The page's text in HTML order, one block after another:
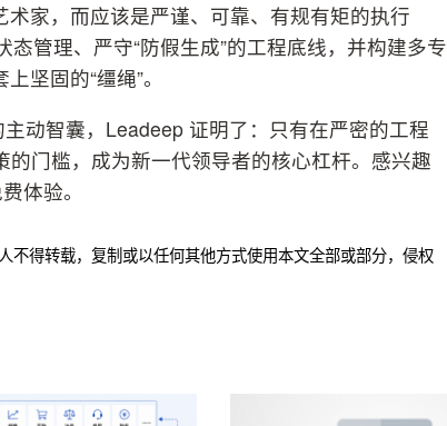
家，而应该是严谨、可靠、有规有矩的执行
管理、严守“防假生成”的工程底线，并构建多专
坚固的“缰绳”。
动智囊，Leadeep 证明了：只有在严密的工程
门槛，成为新一代领导者的核心杠杆。感兴趣
体验。
得转载，复制或以任何其他方式使用本文全部或部分，侵权